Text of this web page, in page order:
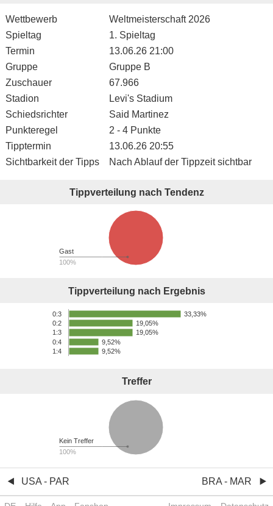
Wettbewerb
Weltmeisterschaft 2026
Spieltag
1. Spieltag
Termin
13.06.26 21:00
Gruppe
Gruppe B
Zuschauer
67.966
Stadion
Levi's Stadium
Schiedsrichter
Said Martinez
Punkteregel
2 - 4 Punkte
Tipptermin
13.06.26 20:55
Sichtbarkeit der Tipps
Nach Ablauf der Tippzeit sichtbar
Tippverteilung nach Tendenz
Gast
100%
Tippverteilung nach Ergebnis
0:3
0:2
1:3
0:4
1:4
33,33%
19,05%
19,05%
9,52%
9,52%
Treffer
Kein Treffer
100%
USA - PAR BRA - MAR